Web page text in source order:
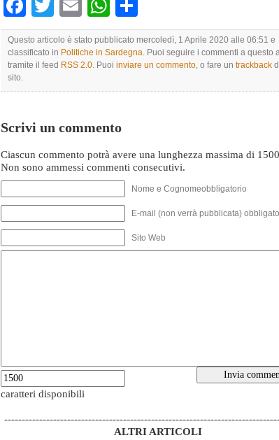
Facebook
TwitterEmailWhatsApp
Questo articolo è stato pubblicato mercoledì, 1 Aprile 2020 alle 06:51 e
classificato in Politiche in Sardegna. Puoi seguire i commenti a questo
tramite il feed RSS 2.0. Puoi inviare un commento, o fare un trackback
sito.
Scrivi un commento
Ciascun commento potrà avere una lunghezza massima di
Non sono ammessi commenti consecutivi.
Nome e Cognomeobbligatorio
E-mail (non verrà pubblicata)
Sito Web
caratteri disponibili
ALTRI ARTICOLI